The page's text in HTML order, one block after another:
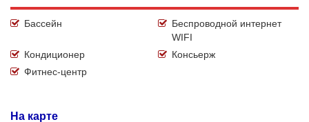
Бассейн
Беспроводной интернет
WIFI
Кондиционер
Консьерж
Фитнес-центр
На карте